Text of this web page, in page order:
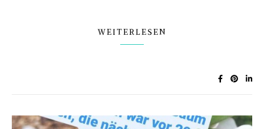
WEITERLESEN